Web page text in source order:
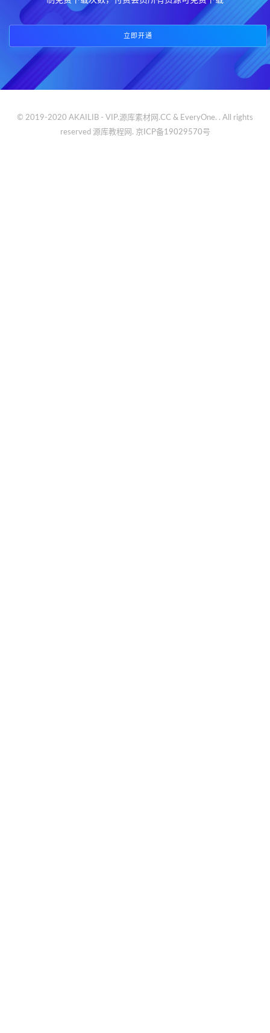
立即开通
© 2019-2020 AKAILIB - VIP.源库素材网.CC & EveryOne. . All rights
reserved 源库教程网. 京ICP备19029570号